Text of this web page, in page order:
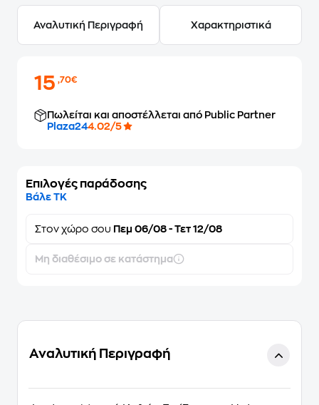
Αναλυτική Περιγραφή Χαρακτηριστικά
15,70€
Πωλείται και αποστέλλεται από Public Partner
Plaza244.02/5
Επιλογές παράδοσης
Βάλε ΤΚ
Στον χώρο σου Πεμ 06/08 - Τετ 12/08
Μη διαθέσιμο σε κατάστημα
Αναλυτική Περιγραφή